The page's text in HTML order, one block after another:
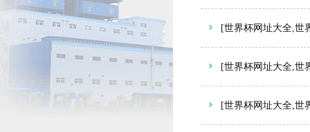
[世界杯网址大全,世
[世界杯网址大全,世
[世界杯网址大全,世